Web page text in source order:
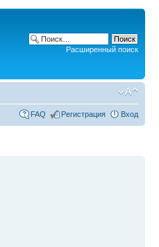
Расширенный поиск
FAQ Регистрация Вход